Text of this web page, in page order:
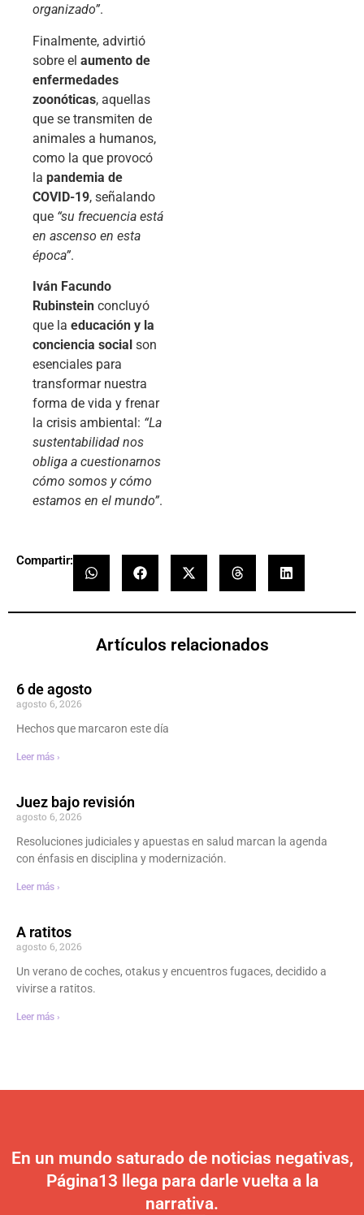
organizado”.
Finalmente, advirtió
sobre el aumento de
enfermedades
zoonóticas, aquellas
que se transmiten de
animales a humanos,
como la que provocó
la pandemia de
COVID-19, señalando
que “su frecuencia está
en ascenso en esta
época”.
Iván Facundo
Rubinstein concluyó
que la educación y la
conciencia social son
esenciales para
transformar nuestra
forma de vida y frenar
la crisis ambiental: “La
sustentabilidad nos
obliga a cuestionarnos
cómo somos y cómo
estamos en el mundo”.
Compartir:
Artículos relacionados
6 de agosto
agosto 6, 2026
Hechos que marcaron este día
Leer más ›
Juez bajo revisión
agosto 6, 2026
Resoluciones judiciales y apuestas en salud marcan la agenda
con énfasis en disciplina y modernización.
Leer más ›
A ratitos
agosto 6, 2026
Un verano de coches, otakus y encuentros fugaces, decidido a
vivirse a ratitos.
Leer más ›
En un mundo saturado de noticias negativas,
Página13 llega para darle vuelta a la
narrativa.